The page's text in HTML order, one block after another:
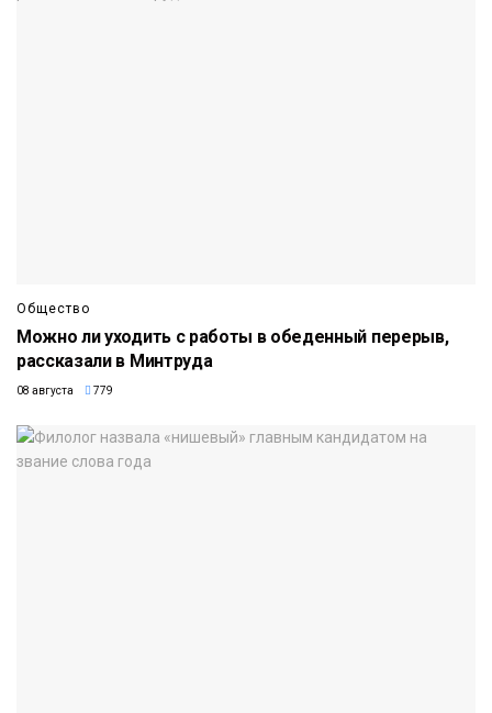
Общество
Можно ли уходить с работы в обеденный перерыв,
рассказали в Минтруда
08 августа 779